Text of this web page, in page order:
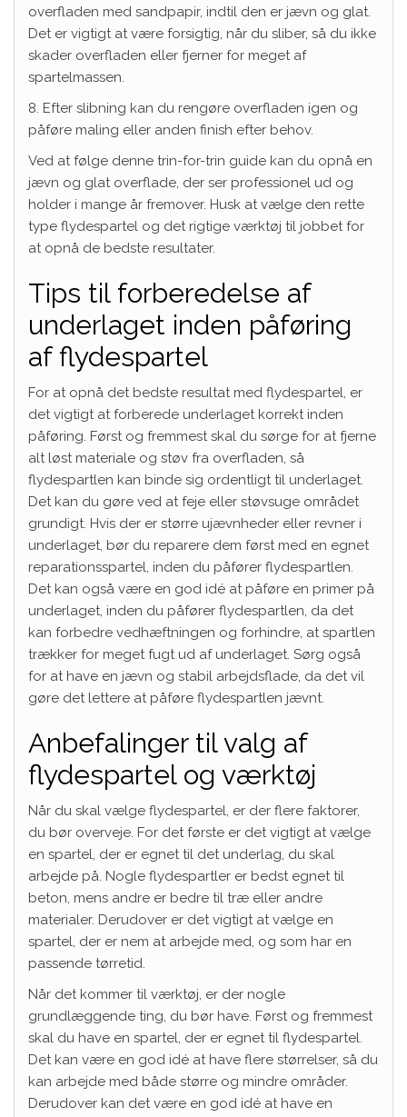
overfladen med sandpapir, indtil den er jævn og glat.
Det er vigtigt at være forsigtig, når du sliber, så du ikke
skader overfladen eller fjerner for meget af
spartelmassen.
8. Efter slibning kan du rengøre overfladen igen og
påføre maling eller anden finish efter behov.
Ved at følge denne trin-for-trin guide kan du opnå en
jævn og glat overflade, der ser professionel ud og
holder i mange år fremover. Husk at vælge den rette
type flydespartel og det rigtige værktøj til jobbet for
at opnå de bedste resultater.
Tips til forberedelse af
underlaget inden påføring
af flydespartel
For at opnå det bedste resultat med flydespartel, er
det vigtigt at forberede underlaget korrekt inden
påføring. Først og fremmest skal du sørge for at fjerne
alt løst materiale og støv fra overfladen, så
flydespartlen kan binde sig ordentligt til underlaget.
Det kan du gøre ved at feje eller støvsuge området
grundigt. Hvis der er større ujævnheder eller revner i
underlaget, bør du reparere dem først med en egnet
reparationsspartel, inden du påfører flydespartlen.
Det kan også være en god idé at påføre en primer på
underlaget, inden du påfører flydespartlen, da det
kan forbedre vedhæftningen og forhindre, at spartlen
trækker for meget fugt ud af underlaget. Sørg også
for at have en jævn og stabil arbejdsflade, da det vil
gøre det lettere at påføre flydespartlen jævnt.
Anbefalinger til valg af
flydespartel og værktøj
Når du skal vælge flydespartel, er der flere faktorer,
du bør overveje. For det første er det vigtigt at vælge
en spartel, der er egnet til det underlag, du skal
arbejde på. Nogle flydespartler er bedst egnet til
beton, mens andre er bedre til træ eller andre
materialer. Derudover er det vigtigt at vælge en
spartel, der er nem at arbejde med, og som har en
passende tørretid.
Når det kommer til værktøj, er der nogle
grundlæggende ting, du bør have. Først og fremmest
skal du have en spartel, der er egnet til flydespartel.
Det kan være en god idé at have flere størrelser, så du
kan arbejde med både større og mindre områder.
Derudover kan det være en god idé at have en